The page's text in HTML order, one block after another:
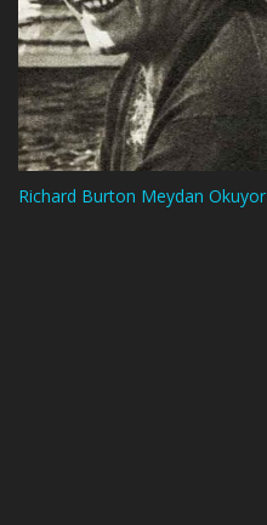
Richard Burton Meydan Okuyor